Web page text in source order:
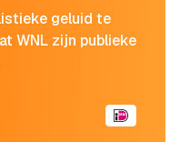
geluid te
WNL zijn publieke